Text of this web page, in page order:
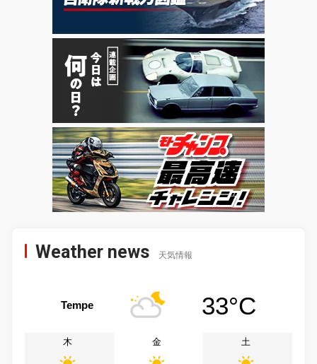
Weather news 天気情報
Tempe 33°C
木 金 土